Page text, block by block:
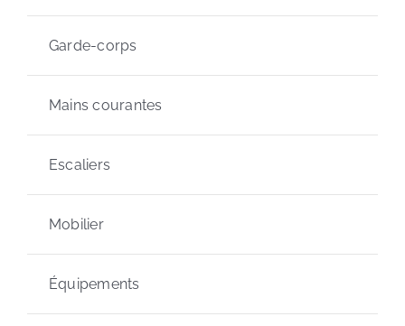
Garde-corps
Mains courantes
Escaliers
Mobilier
Équipements